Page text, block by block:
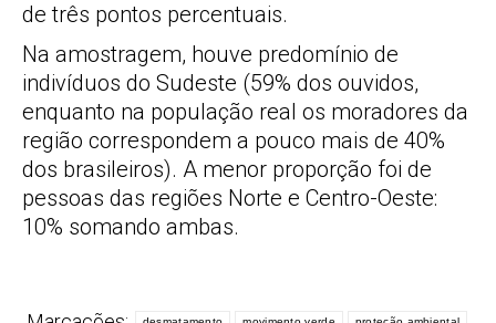
de três pontos percentuais.
Na amostragem, houve predomínio de
indivíduos do Sudeste (59% dos ouvidos,
enquanto na população real os moradores da
região correspondem a pouco mais de 40%
dos brasileiros). A menor proporção foi de
pessoas das regiões Norte e Centro-Oeste:
10% somando ambas.